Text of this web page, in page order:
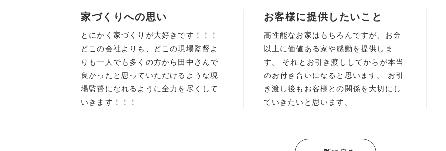
家づくりへの思い
とにかく家づくりが大好きです！！！
どこの会社よりも、どこの現場監督よ
りも一人でも多くの方から田中さんで
良かったと思っていただけるような現
場監督になれるように全力を尽くして
いきます！！！
お客様に提供したいこと
高性能なお家はもちろんですが、お金
以上に価値ある家や感動を提供しま
す。 それとお引き渡ししてからが本当
のお付き合いになると思います。 お引
き渡し後もお客様との関係を大切にし
ていきたいと思います。